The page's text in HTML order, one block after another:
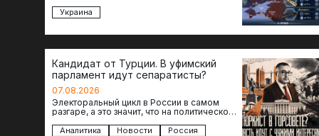
Украина
Кандидат от Турции. В уфимский
парламент идут сепаратисты?
07.08.2026
Электоральный цикл в России в самом
разгаре, а это значит, что на политическое
сомнительной репутацией….
Аналитика Новости Россия